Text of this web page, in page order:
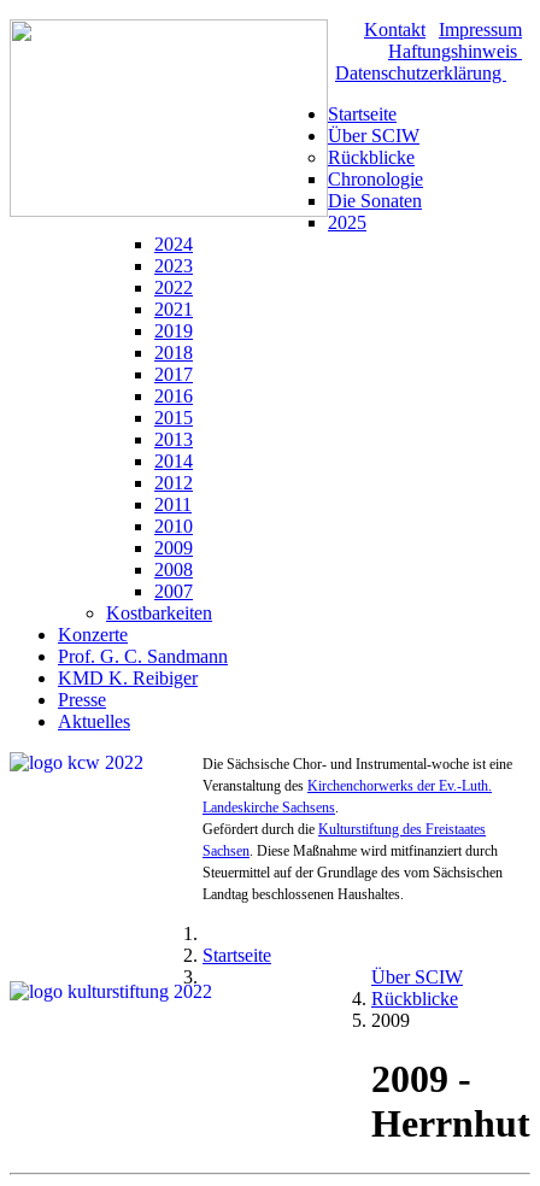
Kontakt Impressum
Haftungshinweis
Datenschutzerklärung
Startseite
Über SCIW
Rückblicke
Chronologie
Die Sonaten
2025
2024
2023
2022
2021
2019
2018
2017
2016
2015
2013
2014
2012
2011
2010
2009
2008
2007
Kostbarkeiten
Konzerte
Prof. G. C. Sandmann
KMD K. Reibiger
Presse
Aktuelles
Die Sächsische Chor- und Instrumental-woche ist eine
Veranstaltung des Kirchenchorwerks der Ev.-Luth.
Landeskirche Sachsens.
Gefördert durch die Kulturstiftung des Freistaates
Sachsen. Diese Maßnahme wird mitfinanziert durch
Steuermittel auf der Grundlage des vom Sächsischen
Landtag beschlossenen Haushaltes.
Startseite
Über SCIW
Rückblicke
2009
2009 -
Herrnhut